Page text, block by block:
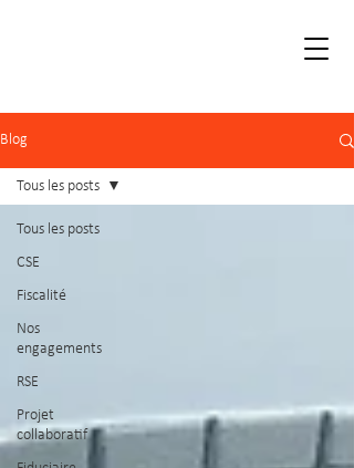
Blog
Tous les posts
CSE
Fiscalité
Nos
engagements
RSE
Projet
collaboratif
Tous les posts